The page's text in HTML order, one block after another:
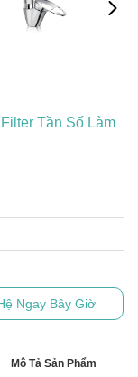
Tần Số Làm
Ngay Bây Giờ
Mô Tả Sản Phẩm